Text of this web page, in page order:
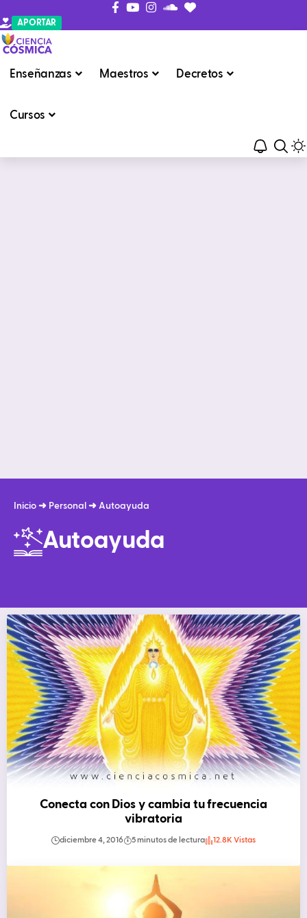
APORTAR
Enseñanzas Maestros Decretos
Cursos
Inicio ➜ Personal ➜ Autoayuda
Autoayuda
Conecta con Dios y cambia tu frecuencia
vibratoria
diciembre 4, 2016 5 minutos de lectura 12.8K Vistas